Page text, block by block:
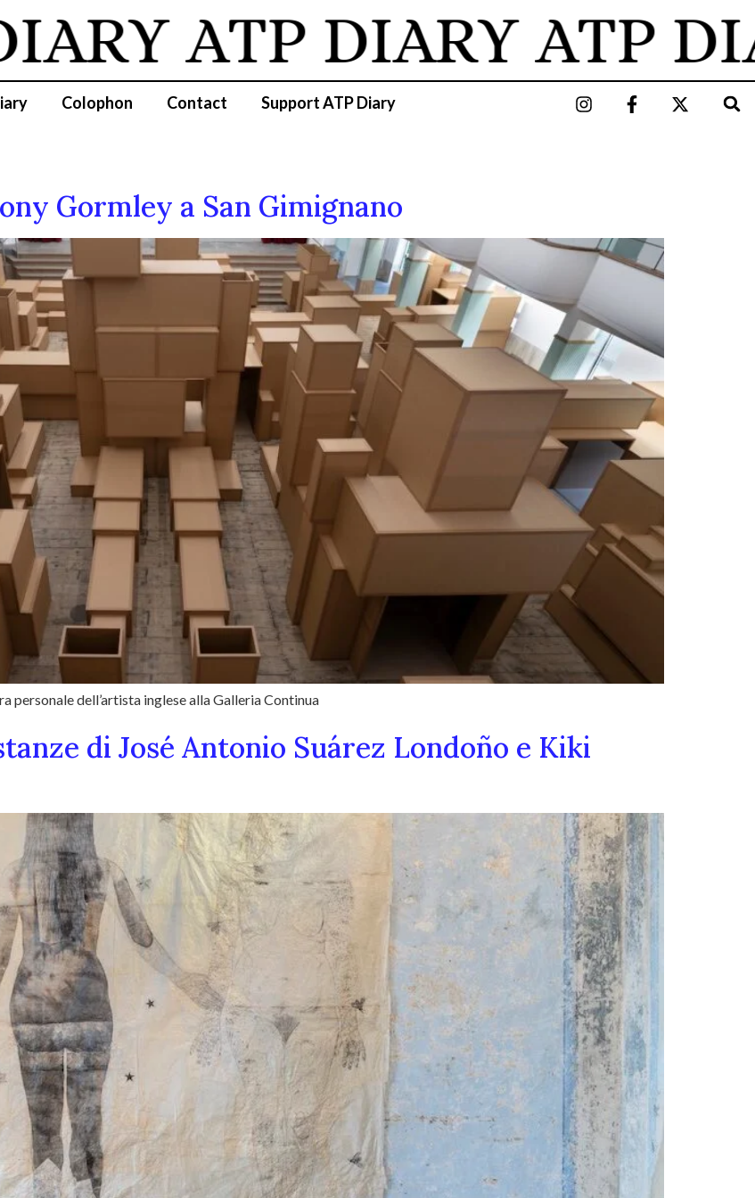
ATP DIARY ATP
Colophon Contact Support ATP Diary
Gormley a San Gimignano
personale dell’artista inglese alla Galleria Continua
di José Antonio Suárez Londoño e Kiki